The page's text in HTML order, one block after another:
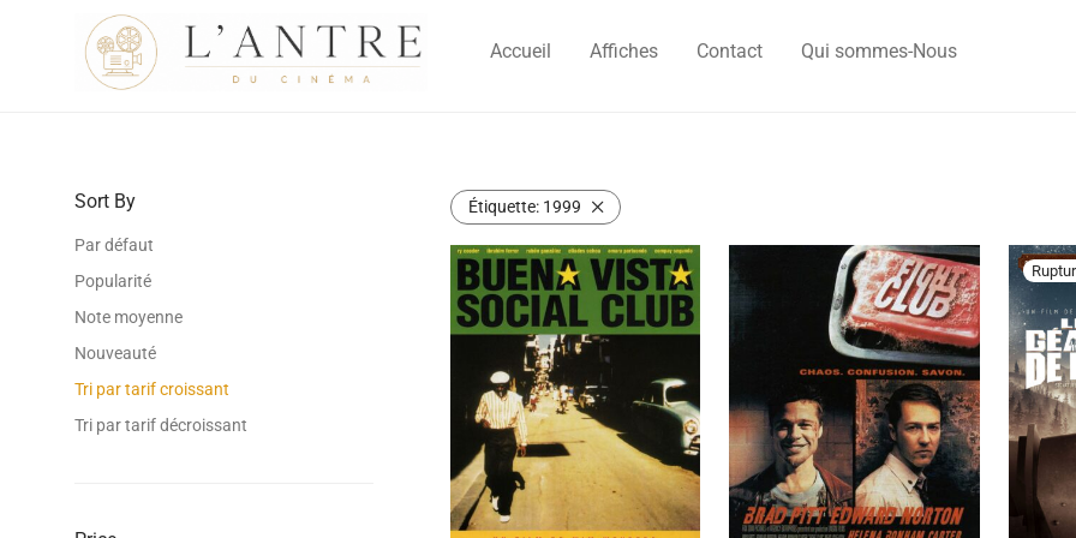
Accueil Affiches Contact Qui sommes-Nous
Sort By
Par défaut
Popularité
Note moyenne
Nouveauté
Tri par tarif croissant
Tri par tarif décroissant
Étiquette: 1999